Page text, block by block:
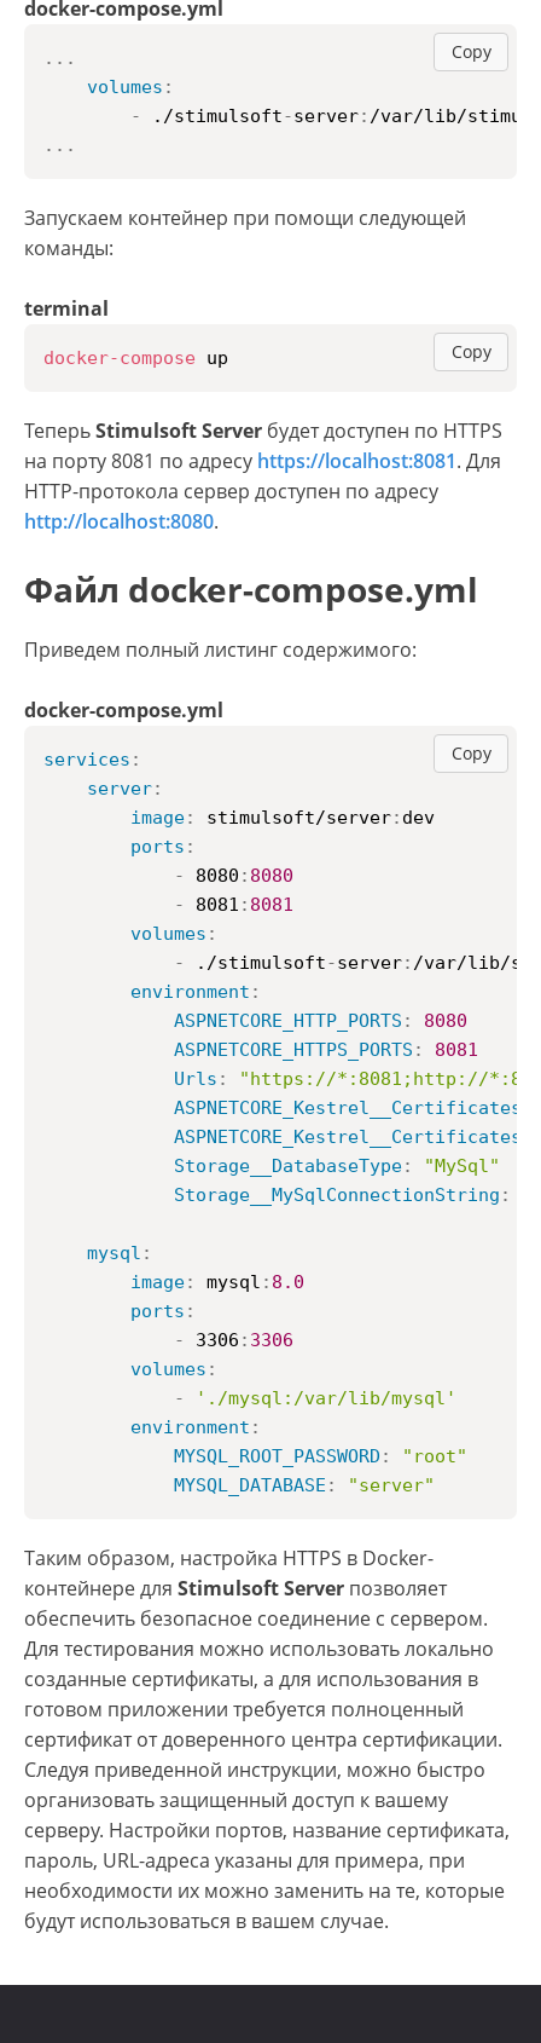
docker-compose.yml
Copy
...
volumes :
-
./stimulsoft-server: /var/lib/
...
Запускаем контейнер при помощи следующей
команды:
terminal
Copy
docker-compose up
ТеперьStimulsoft Server будет доступен по HTTPS
на порту 8081 по адресу https://localhost:8081. Для
HTTP-протокола сервер доступен по адресу
http://localhost:8080.
Файл docker-compose.yml
Приведем полный листинг содержимого:
docker-compose.yml
Copy
services :
server:
image: stimulsoft/server: dev
ports :
-
8080 : 8080
-
8081 : 8081
volumes :
-
./stimulsoft-server: /var/lib/
environment :
ASPNETCORE_HTTP_PORTS :
8080
ASPNETCORE_HTTPS_PORTS :
8081
Urls :
"https://*:8081;http://
Storage__DatabaseType:
"MySql"
Storage__MySqlConnectionString :
mysql :
image: mysql : 8.0
ports :
-
3306 : 3306
volumes :
-
'./mysql:/var/lib/mysql'
environment :
MYSQL_ROOT_PASSWORD :
"root"
MYSQL_DATABASE : "server"
Таким образом, настройка HTTPS в Docker-
контейнере для Stimulsoft Server позволяет
обеспечить безопасное соединение с сервером.
Для тестирования можно использовать локально
созданные сертификаты, а для использования в
готовом приложении требуется полноценный
сертификат от доверенного центра сертификации.
Следуя приведенной инструкции, можно быстро
организовать защищенный доступ к вашему
серверу. Настройки портов, название сертификата,
пароль, URL-адреса указаны для примера, при
необходимости их можно заменить на те, которые
будут использоваться в вашем случае.